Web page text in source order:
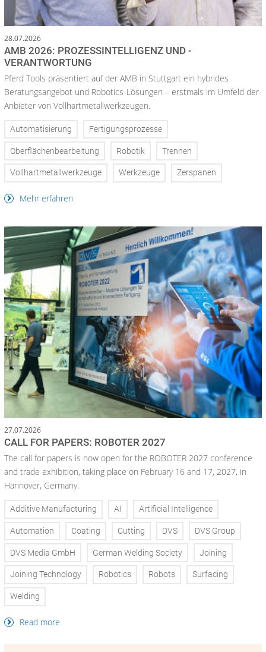
28.07.2026
AMB 2026: PROZESSINTELLIGENZ UND -
VERANTWORTUNG
Pferd Tools präsentiert auf der AMB in Stuttgart ein hybrides
Beratungsangebot und Robotics-Lösungen – erstmals im Umfeld der
Anbieter von Vollhartmetallwerkzeugen.
Automatisierung Fertigungsprozesse
Oberflächenbearbeitung Robotik Trennen
Vollhartmetallwerkzeuge Werkzeuge Zerspanen
Mehr erfahren
27.07.2026
CALL FOR PAPERS: ROBOTER 2027
The call for papers is now open for the ROBOTER 2027 conference
and trade exhibition, taking place on February 16 and 17, 2027, in
Hannover, Germany.
Additive Manufacturing AI Artificial Intelligence
Automation Coating Cutting DVS DVS Group
DVS Media GmbH German Welding Society Joining
Joining Technology Robotics Robots Surfacing
Welding
Read more